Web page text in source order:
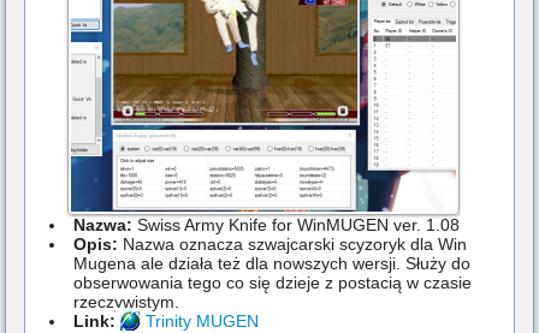
Nazwa: Swiss Army Knife for WinMUGEN ver. 1.08
Opis: Nazwa oznacza szwajcarski scyzoryk dla Win
Mugena ale działa też dla nowszych wersji. Służy do
obserwowania tego co się dzieje z postacią w czasie
rzeczywistym.
Link:
Trinity MUGEN